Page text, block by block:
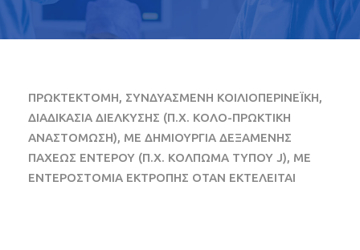
ΠΡΩΚΤΕΚΤΟΜΗ, ΣΥΝΔΥΑΣΜΕΝΗ ΚΟΙΛΙΟΠΕΡΙΝΕΪΚΗ,
ΔΙΑΔΙΚΑΣΙΑ ΔΙΕΛΚΥΣΗΣ (Π.Χ. ΚΟΛΟ-ΠΡΩΚΤΙΚΗ
ΑΝΑΣΤΟΜΩΣΗ), ΜΕ ΔΗΜΙΟΥΡΓΙΑ ΔΕΞΑΜΕΝΗΣ
ΠΑΧΕΩΣ ΕΝΤΕΡΟΥ (Π.Χ. ΚΟΛΠΩΜΑ ΤΥΠΟΥ J), ΜΕ
ΕΝΤΕΡΟΣΤΟΜΙΑ ΕΚΤΡΟΠΗΣ ΟΤΑΝ ΕΚΤΕΛΕΙΤΑΙ